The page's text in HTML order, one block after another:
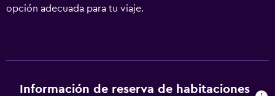
opción adecuada para tu viaje.
Información de reserva de habitaciones